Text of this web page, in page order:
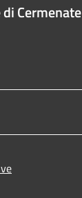
Cermenate